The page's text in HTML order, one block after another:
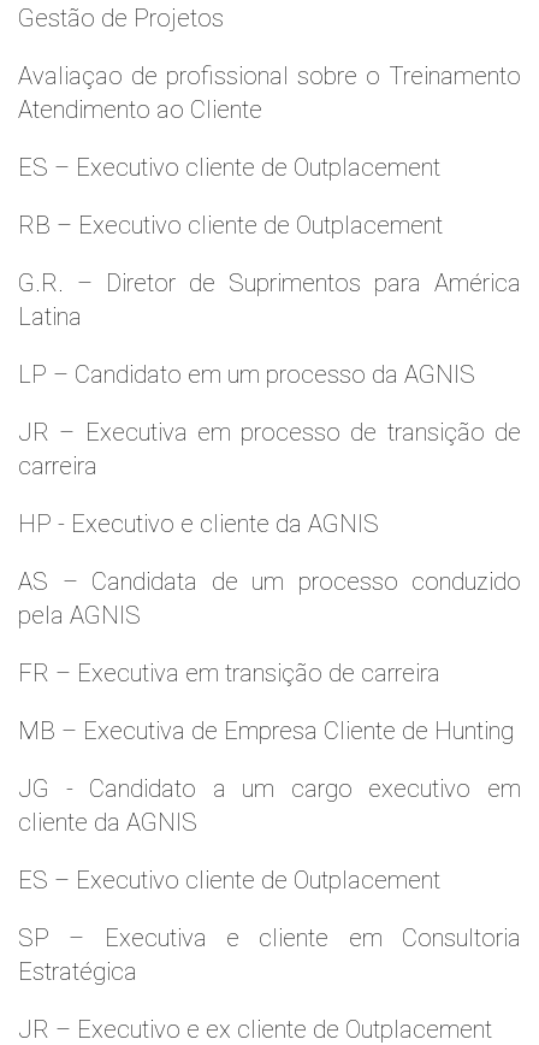
Gestão de Projetos
Avaliaçao de profissional sobre o Treinamento
Atendimento ao Cliente
ES – Executivo cliente de Outplacement
RB – Executivo cliente de Outplacement
G.R. – Diretor de Suprimentos para América
Latina
LP – Candidato em um processo da AGNIS
JR – Executiva em processo de transição de
carreira
HP - Executivo e cliente da AGNIS
AS – Candidata de um processo conduzido
pela AGNIS
FR – Executiva em transição de carreira
MB – Executiva de Empresa Cliente de Hunting
JG - Candidato a um cargo executivo em
cliente da AGNIS
ES – Executivo cliente de Outplacement
SP – Executiva e cliente em Consultoria
Estratégica
JR – Executivo e ex cliente de Outplacement